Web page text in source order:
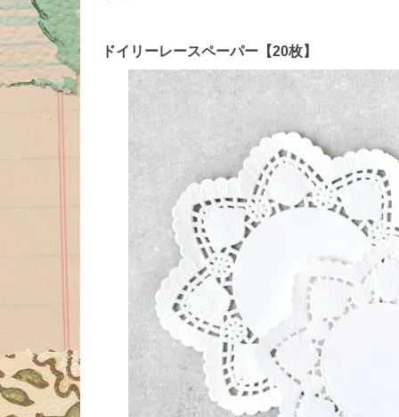
ドイリーレースペーパー【20枚】